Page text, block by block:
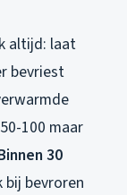
altijd: laat
bevriest
100 maar
30
bij bevroren